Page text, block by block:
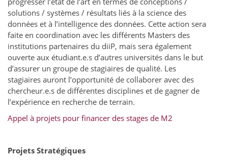
solutions / systèmes / résultats liés à la science des
données et à l’intelligence des données. Cette action sera
faite en coordination avec les différents Masters des
institutions partenaires du diiP, mais sera également
ouverte aux étudiant.e.s d’autres universités dans le but
d’assurer un groupe de stagiaires de qualité. Les
stagiaires auront l’opportunité de collaborer avec des
chercheur.e.s de différentes disciplines et de gagner de
l’expérience en recherche de terrain.
Appel à projets pour financer des stages de M2
Projets Stratégiques